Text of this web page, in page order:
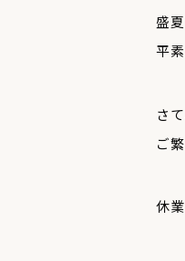
盛
平
さ
ご
休